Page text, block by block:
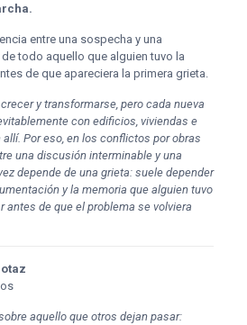
entre una sospecha y una
todo aquello que alguien tuvo la
de que apareciera la primera grieta.
y transformarse, pero cada nueva
con edificios, viviendas e
Por eso, en los conflictos por obras
una discusión interminable y una
depende de una grieta: suele depender
y la memoria que alguien tuvo
antes de que el problema se volviera
aquello que otros dejan pasar: